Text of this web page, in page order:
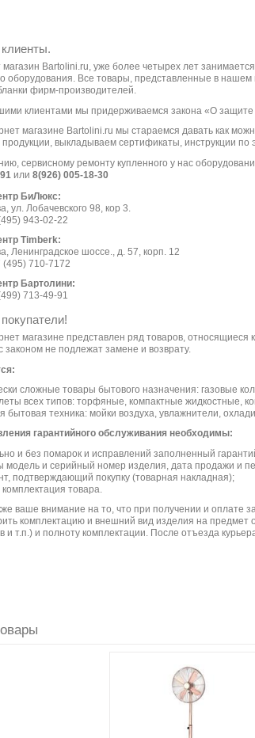
Bartolini.ru, уже более четырех лет
оборудования. Все товары, представленные в
фирм-производителей.
клиентами мы придерживаемся закона «О защите
магазине Bartolini.ru мы стараемся давать как
выкладываем сертификаты, инструкции по
сервисному ремонту купленного у нас
или 8(926) 005-18-30
БиЛюкс:
ул. Лобачевского 98, кор 3.
943-02-22
Timberk:
Ленинградское шоссе., д. 57, корп. 12
(495) 710-7172
Бартолини:
713-49-91
магазине представлен ряд товаров, относящиеся
законом не подлежат замене и возврату.
сложные товары бытового назначения: газовые
всех типов: торфяные, компактные жидкостные,
бытовая техника: мойки воздуха, увлажнители,
гарантийного обслуживания необходимы:
и без помарок и исправлений заполненный
модель и серийный номер изделия, дата продажи и
подтверждающий покупку (товарная накладная);
товара.
ваше внимание на то, что при получении и оплате
комплектацию и внешний вид изделия на предмет
и т.п.) и полноту комплектации. После отъезда